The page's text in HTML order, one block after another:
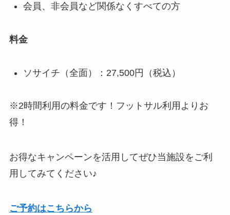
会員、非会員など関係なくすべての方
料金
ソサイチ（全面）：27,500円（税込）
※2時間利用の料金です！フットサル利用よりお
得！
お得なキャンペーンを活用してぜひ当施設をご利
用してみてください♪
ご予約はこちらから